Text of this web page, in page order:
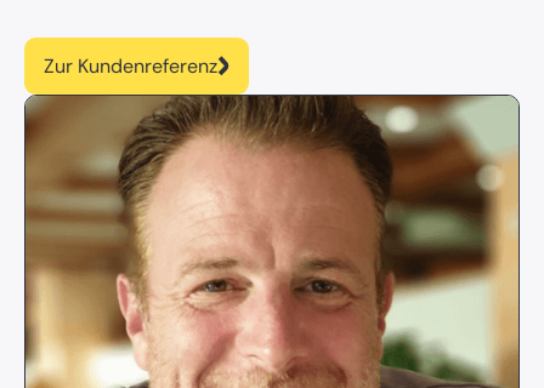
Zur Kundenreferenz